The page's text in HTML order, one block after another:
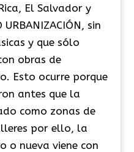
El Salvador y
sin
y que sólo
obras de
Esto ocurre porque
antes que la
como zonas de
por ello, la
o nueva viene con